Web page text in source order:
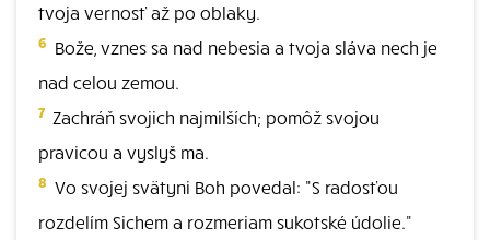
tvoja vernosť až po oblaky.
6 Bože, vznes sa nad nebesia a tvoja sláva nech je
nad celou zemou.
7 Zachráň svojich najmilších; pomôž svojou
pravicou a vyslyš ma.
8 Vo svojej svätyni Boh povedal: "S radosťou
rozdelím Sichem a rozmeriam sukotské údolie."